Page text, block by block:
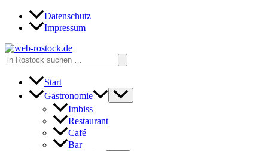
Zum
Inhalt
Datenschutz
Impressum
Search
for:
Start
Gastronomie
Imbiss
Restaurant
Café
Bar